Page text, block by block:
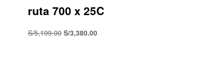
ruta 700 x 25C
S/5,199.00 S/3,380.00